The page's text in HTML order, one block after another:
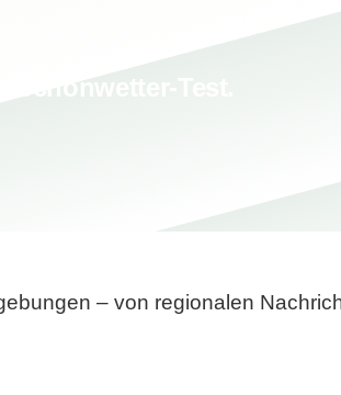
– von regionalen